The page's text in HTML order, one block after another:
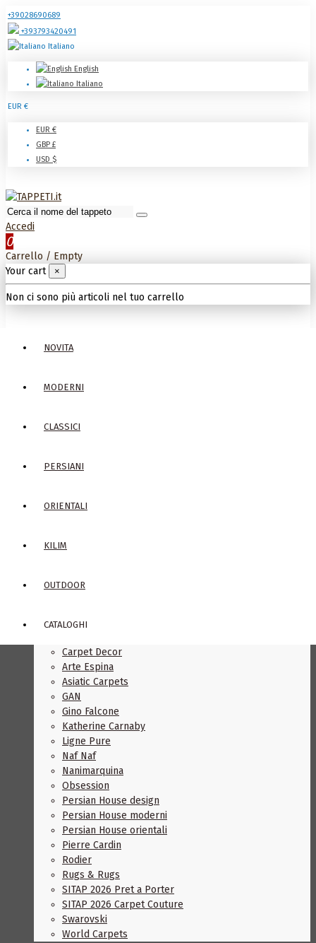
+39028690689
+393793420491
Italiano
English
Italiano
EUR €
EUR €
GBP £
USD $
Accedi
0
Carrello / Empty
Your cart
×
Non ci sono più articoli nel tuo carrello
NOVITA
MODERNI
CLASSICI
PERSIANI
ORIENTALI
KILIM
OUTDOOR
CATALOGHI
Carpet Decor
Arte Espina
Asiatic Carpets
GAN
Gino Falcone
Katherine Carnaby
Ligne Pure
Naf Naf
Nanimarquina
Obsession
Persian House design
Persian House moderni
Persian House orientali
Pierre Cardin
Rodier
Rugs & Rugs
SITAP 2026 Pret a Porter
SITAP 2026 Carpet Couture
Swarovski
World Carpets